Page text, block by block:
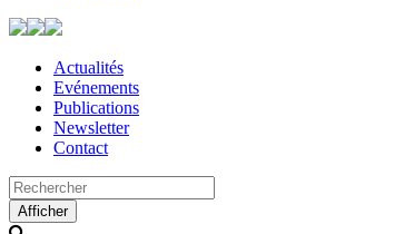
Actualités
Evénements
Publications
Newsletter
Contact
Search
up
Afficher